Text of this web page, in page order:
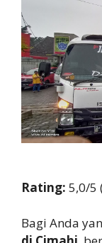
Rating: 5,0/5
Bagi Anda